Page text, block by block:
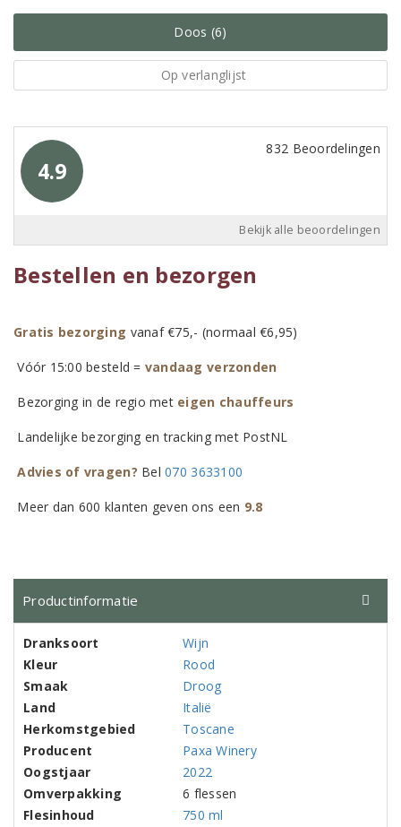
Doos (6)
Op verlanglijst
4.9
832 Beoordelingen
Bekijk alle beoordelingen
Bestellen en bezorgen
Gratis bezorging vanaf €75,- (normaal €6,95)
Vóór 15:00 besteld = vandaag verzonden
Bezorging in de regio met eigen chauffeurs
Landelijke bezorging en tracking met PostNL
Advies of vragen? Bel070 3633100
Meer dan 600 klanten geven ons een 9.8
Productinformatie
Dranksoort
Wijn
Kleur
Rood
Smaak
Droog
Land
Italië
Herkomstgebied
Toscane
Producent
Paxa Winery
Oogstjaar
2022
Omverpakking
6 flessen
Flesinhoud
750 ml